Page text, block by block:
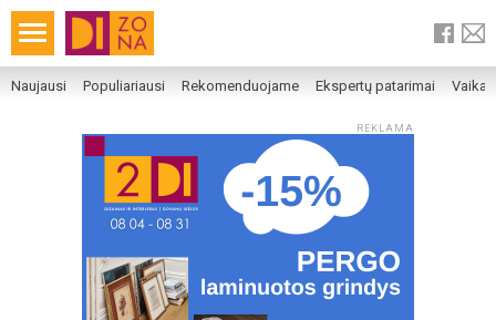
Naujausi Populiariausi Rekomenduojame Ekspertų patarimai
REKLAMA